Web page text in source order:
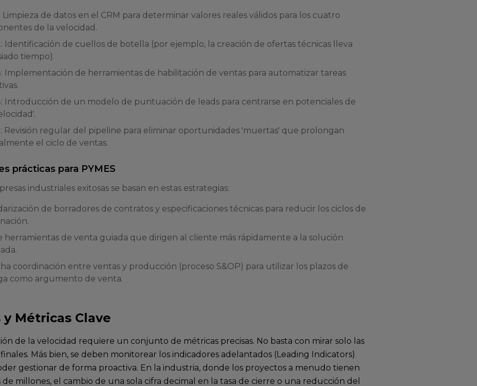
Limpieza de datos en el CRM para determinar valores reales válidos para los cuatro
de la velocidad.
Identificación de cuellos de botella (por ejemplo, la creación de ofertas técnicas lleva
tiempo).
Implementación de herramientas de habilitación de ventas para automatizar tareas
Introducción de un modelo de puntuación de leads para centrarse en potenciales de
Revisión regular del pipeline para eliminar oportunidades 'muertas' que prolongan
el ciclo de ventas.
prácticas para PYMES
industriales exitosas se basan en estas estrategias:
de borradores de contratos y especificaciones técnicas para reducir los ciclos de
herramientas de venta guiada que dirigen al cliente más rápidamente a la solución
coordinación entre ventas y producción (proceso S&OP) para utilizar los plazos de
como argumento de venta.
y Métricas Clave
de la velocidad requiere un conjunto de métricas precisas. No basta con mirar solo las
Más bien, se deben monitorear los indicadores adelantados (Leading Indicators)
gestionar de forma proactiva. En la industria, donde los proyectos a menudo tienen
de millones, el cambio de una sola cifra decimal en la tasa de cierre o una reducción del